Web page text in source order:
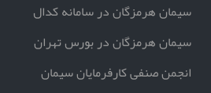
سیمان هرمزگان در سامانه کدال
سیمان هرمزگان در بورس تهران
انجمن صنفی کارفرمایان سیمان